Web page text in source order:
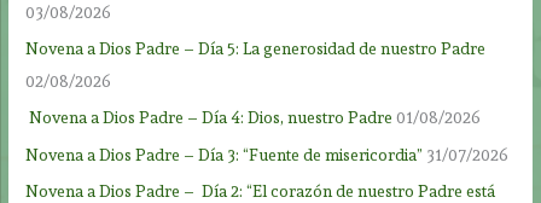
03/08/2026
Novena a Dios Padre – Día 5: La generosidad de nuestro Padre
02/08/2026
Novena a Dios Padre – Día 4: Dios, nuestro Padre 01/08/2026
Novena a Dios Padre – Día 3: “Fuente de misericordia” 31/07/2026
Novena a Dios Padre – Día 2: “El corazón de nuestro Padre está